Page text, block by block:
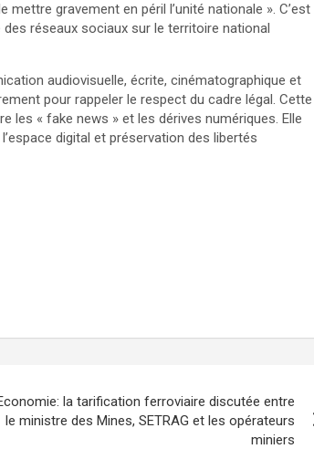
gravement en péril l’unité nationale ». C’est
réseaux sociaux sur le territoire national
audiovisuelle, écrite, cinématographique et
pour rappeler le respect du cadre légal. Cette
les « fake news » et les dérives numériques. Elle
digital et préservation des libertés
la tarification ferroviaire discutée entre
le ministre des Mines, SETRAG et les opérateurs
miniers